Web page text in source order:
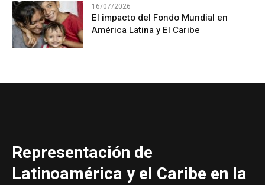
16/07/2026
El impacto del Fondo Mundial en
América Latina y El Caribe
Representación de
Latinoamérica y el Caribe en la